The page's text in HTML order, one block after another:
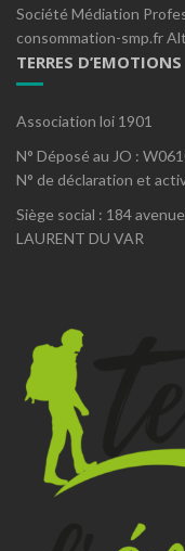
Société Médiation
consommation-smp.fr
TERRES D’EMOTIONS
Association loi 1901
N° Déposé au JO :
N° de déclaration et
Siège social : 184
LAURENT DU VAR